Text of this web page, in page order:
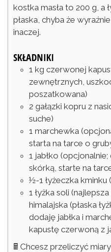
kostka masła to 200 g, a
płaska, chyba że
inaczej.
SKŁADNIKI
1 kg czerwonej
zewnętrznych,
poszatkowana)
2 gałązki kopru z
suche)
1 marchewka
starta na tarce o
1 jabłko (opcjonalnie;
skórką, starte na
½-1 łyżeczka kminku
1 łyżka soli
himalajska (płaska
dodaję jabłka i
kapustę czerwoną z
🖩 Chcesz przeliczyć